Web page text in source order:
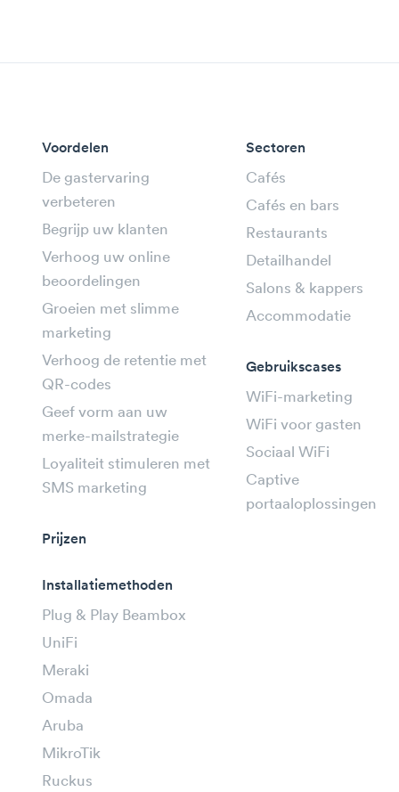
Voordelen
De gastervaring
verbeteren
Begrijp uw klanten
Verhoog uw online
beoordelingen
Groeien met slimme
marketing
Verhoog de retentie met
QR-codes
Geef vorm aan uw
merke-mailstrategie
Loyaliteit stimuleren met
SMS marketing
Prijzen
Installatiemethoden
Plug & Play Beambox
UniFi
Meraki
Omada
Aruba
MikroTik
Ruckus
Sectoren
Cafés
Cafés en bars
Restaurants
Detailhandel
Salons & kappers
Accommodatie
Gebruikscases
WiFi-marketing
WiFi voor gasten
Sociaal WiFi
Captive
portaaloplossingen